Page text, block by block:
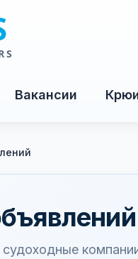
Вакансии